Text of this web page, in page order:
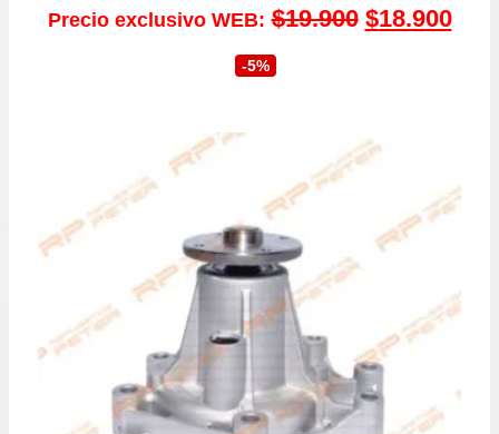
Precio exclusivo WEB: $19.900 El
era:
$19.900.
$18.900El
-5%